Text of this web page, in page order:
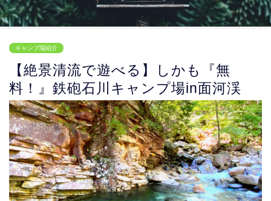
キャンプ場紹介
【絶景清流で遊べる】しかも『無
料！』鉄砲石川キャンプ場in面河渓